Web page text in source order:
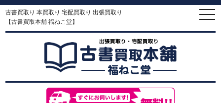
古書買取り 本買取り 宅配買取り 出張買取り
【古書買取本舗 福ねこ堂】